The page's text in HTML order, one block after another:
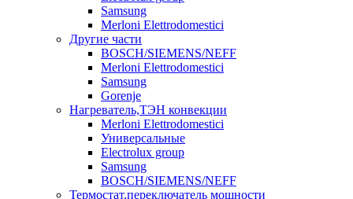
Samsung
Merloni Elettrodomestici
Другие части
BOSCH/SIEMENS/NEFF
Merloni Elettrodomestici
Samsung
Gorenje
Нагреватель,ТЭН конвекции
Merloni Elettrodomestici
Универсальные
Electrolux group
Samsung
BOSCH/SIEMENS/NEFF
Термостат,переключатель мощности